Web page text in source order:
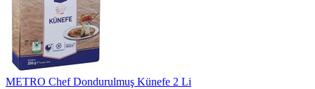
METRO Chef Dondurulmuş Künefe 2 Li